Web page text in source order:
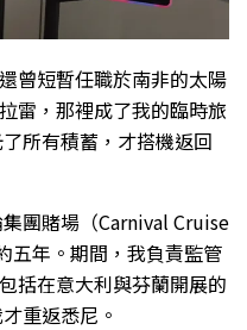
曾短暫任職於南非的太陽
雷，那裡成了我的臨時旅
所有積蓄，才搭機返回
團賭場（Carnival Cruise
五年。期間，我負責監管
括在意大利與芬蘭開展的
重返悉尼。